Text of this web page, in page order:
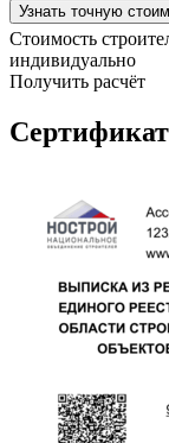
Узнать точную
Стоимость
индивидуально
Получить расчёт